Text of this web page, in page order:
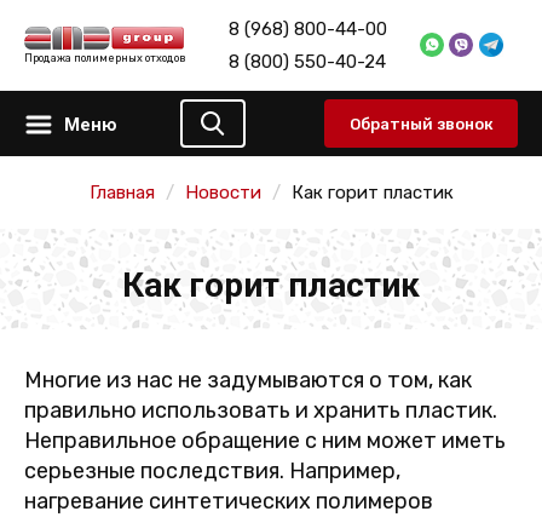
Продажа полимерных отходов
8 (968) 800-44-00
8 (800) 550-40-24
Меню Обратный звонок
Главная Новости Как горит пластик
Как горит пластик
Многие из нас не задумываются о том, как
правильно использовать и хранить пластик.
Неправильное обращение с ним может иметь
серьезные последствия. Например,
нагревание синтетических полимеров